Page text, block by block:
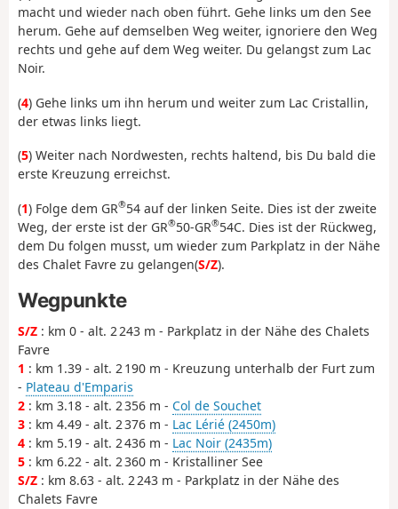
macht und wieder nach oben führt. Gehe links um den See
herum. Gehe auf demselben Weg weiter, ignoriere den Weg
rechts und gehe auf dem Weg weiter. Du gelangst zum Lac
Noir.
(4) Gehe links um ihn herum und weiter zum Lac Cristallin,
der etwas links liegt.
(5) Weiter nach Nordwesten, rechts haltend, bis Du bald die
erste Kreuzung erreichst.
(1) Folge dem GR®54 auf der linken Seite. Dies ist der zweite
Weg, der erste ist der GR®50-GR®54C. Dies ist der Rückweg,
dem Du folgen musst, um wieder zum Parkplatz in der Nähe
des Chalet Favre zu gelangen(S/Z).
Wegpunkte
S/Z : km 0 - alt. 2 243 m - Parkplatz in der Nähe des Chalets
Favre
1 : km 1.39 - alt. 2 190 m - Kreuzung unterhalb der Furt zum
- Plateau d'Emparis
2 : km 3.18 - alt. 2 356 m - Col de Souchet
3 : km 4.49 - alt. 2 376 m - Lac Lérié (2450m)
4 : km 5.19 - alt. 2 436 m - Lac Noir (2435m)
5 : km 6.22 - alt. 2 360 m - Kristalliner See
S/Z : km 8.63 - alt. 2 243 m - Parkplatz in der Nähe des
Chalets Favre